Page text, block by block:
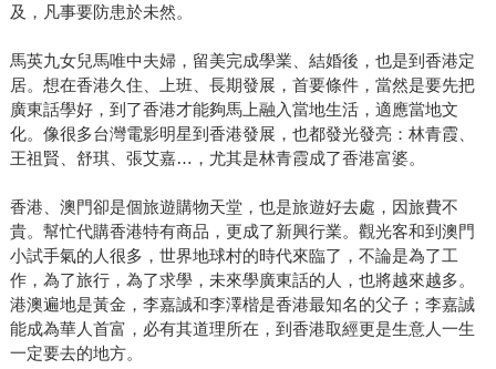
及，凡事要防患於未然。
馬英九女兒馬唯中夫婦，留美完成學業、結婚後，也是到香港定
居。想在香港久住、上班、長期發展，首要條件，當然是要先把
廣東話學好，到了香港才能夠馬上融入當地生活，適應當地文
化。像很多台灣電影明星到香港發展，也都發光發亮：林青霞、
王祖賢、舒琪、張艾嘉…，尤其是林青霞成了香港富婆。
香港、澳門卻是個旅遊購物天堂，也是旅遊好去處，因旅費不
貴。幫忙代購香港特有商品，更成了新興行業。觀光客和到澳門
小試手氣的人很多，世界地球村的時代來臨了，不論是為了工
作，為了旅行，為了求學，未來學廣東話的人，也將越來越多。
港澳遍地是黃金，李嘉誠和李澤楷是香港最知名的父子；李嘉誠
能成為華人首富，必有其道理所在，到香港取經更是生意人一生
一定要去的地方。